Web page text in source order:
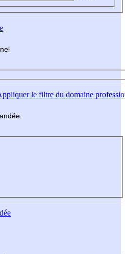
le filtre du domaine